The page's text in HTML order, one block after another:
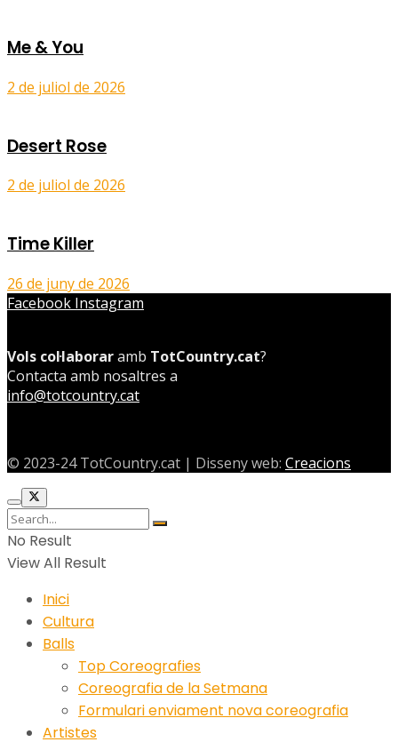
Me & You
2 de juliol de 2026
Desert Rose
2 de juliol de 2026
Time Killer
26 de juny de 2026
Facebook Instagram
Vols col·laboraramb TotCountry.cat?
Contacta amb nosaltres a
info@totcountry.cat
© 2023-24 TotCountry.cat | Disseny web: Creacions
No Result
View All Result
Inici
Cultura
Balls
Top Coreografies
Coreografia de la Setmana
Formulari enviament nova coreografia
Artistes